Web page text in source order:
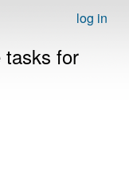
log in
tasks for